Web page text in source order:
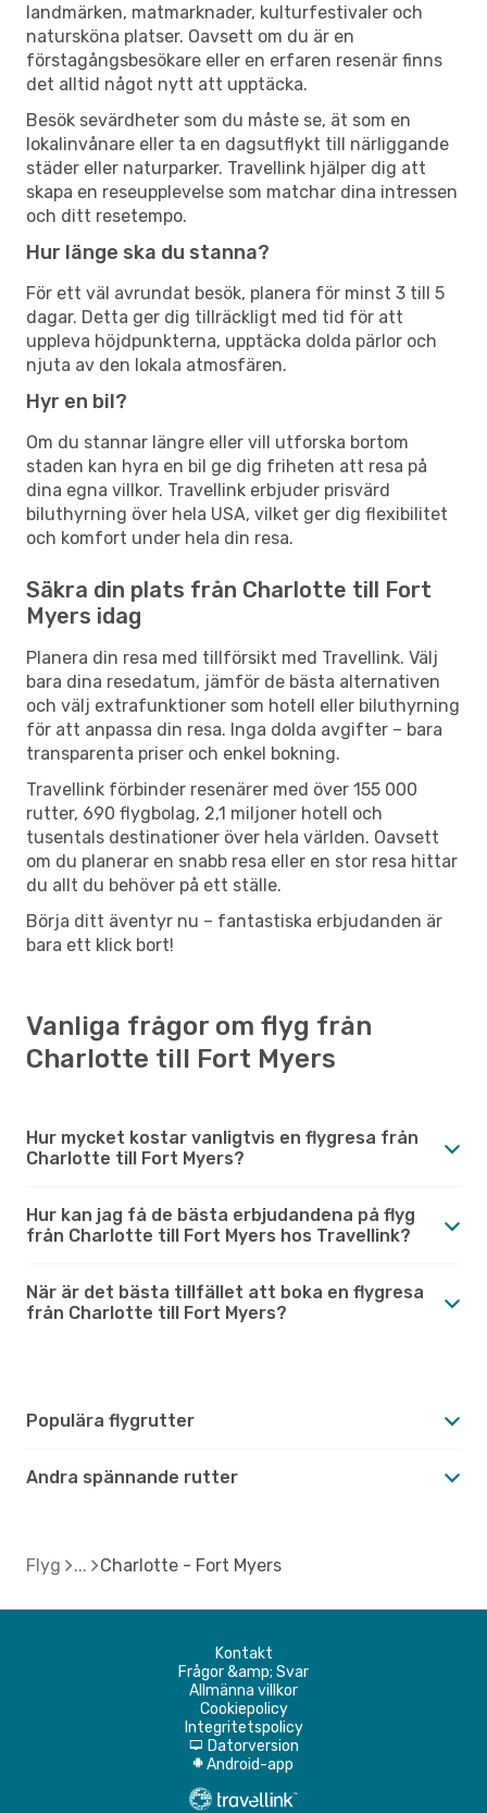
landmärken, matmarknader, kulturfestivaler och
natursköna platser. Oavsett om du är en
förstagångsbesökare eller en erfaren resenär finns
det alltid något nytt att upptäcka.
Besök sevärdheter som du måste se, ät som en
lokalinvånare eller ta en dagsutflykt till närliggande
städer eller naturparker. Travellink hjälper dig att
skapa en reseupplevelse som matchar dina intressen
och ditt resetempo.
Hur länge ska du stanna?
För ett väl avrundat besök, planera för minst 3 till 5
dagar. Detta ger dig tillräckligt med tid för att
uppleva höjdpunkterna, upptäcka dolda pärlor och
njuta av den lokala atmosfären.
Hyr en bil?
Om du stannar längre eller vill utforska bortom
staden kan hyra en bil ge dig friheten att resa på
dina egna villkor. Travellink erbjuder prisvärd
biluthyrning över hela USA, vilket ger dig flexibilitet
och komfort under hela din resa.
Säkra din plats från Charlotte till Fort
Myers idag
Planera din resa med tillförsikt med Travellink. Välj
bara dina resedatum, jämför de bästa alternativen
och välj extrafunktioner som hotell eller biluthyrning
för att anpassa din resa. Inga dolda avgifter – bara
transparenta priser och enkel bokning.
Travellink förbinder resenärer med över 155 000
rutter, 690 flygbolag, 2,1 miljoner hotell och
tusentals destinationer över hela världen. Oavsett
om du planerar en snabb resa eller en stor resa hittar
du allt du behöver på ett ställe.
Börja ditt äventyr nu – fantastiska erbjudanden är
bara ett klick bort!
Vanliga frågor om flyg från
Charlotte till Fort Myers
Hur mycket kostar vanligtvis en flygresa från
Charlotte till Fort Myers?
Hur kan jag få de bästa erbjudandena på flyg
från Charlotte till Fort Myers hos Travellink?
När är det bästa tillfället att boka en flygresa
från Charlotte till Fort Myers?
Populära flygrutter
Andra spännande rutter
Flyg Charlotte - Fort Myers
Kontakt
Frågor &amp; Svar
Allmänna villkor
Cookiepolicy
Integritetspolicy
d Datorversion
A Android-app